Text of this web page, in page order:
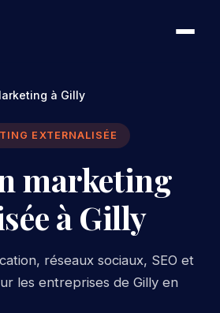
à Gilly
EXTERNALISÉE
marketing
à Gilly
réseaux sociaux, SEO et
les entreprises de Gilly en